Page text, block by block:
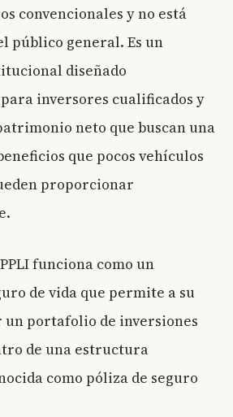
convencionales y no está
público general. Es un
diseñado
inversores cualificados y
neto que buscan una
que pocos vehículos
proporcionar
funciona como un
de vida que permite a su
portafolio de inversiones
de una estructura
como póliza de seguro